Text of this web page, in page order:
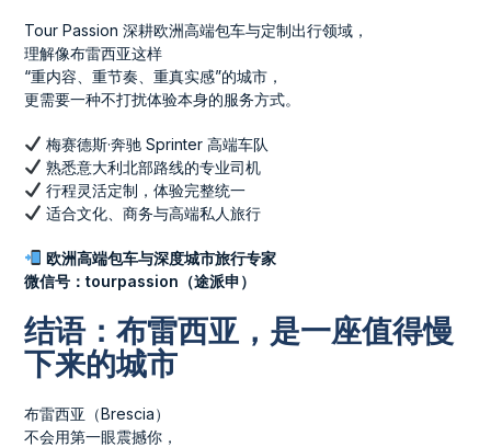
Tour Passion 深耕欧洲高端包车与定制出行领域，
理解像布雷西亚这样
“重内容、重节奏、重真实感”的城市，
更需要一种不打扰体验本身的服务方式。
梅赛德斯·奔驰 Sprinter 高端车队
熟悉意大利北部路线的专业司机
行程灵活定制，体验完整统一
适合文化、商务与高端私人旅行
欧洲高端包车与深度城市旅行专家
微信号：tourpassion（途派申）
结语：布雷西亚，是一座值得慢
下来的城市
布雷西亚（Brescia）
不会用第一眼震撼你，